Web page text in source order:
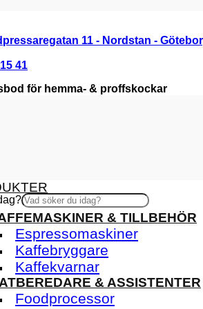
11 - Nordstan -
41
för hemma- & proffskockar
& TILLBEHÖR
Espressomaskiner
Kaffebryggare
Kaffekvarnar
& ASSISTENTER
Foodprocessor